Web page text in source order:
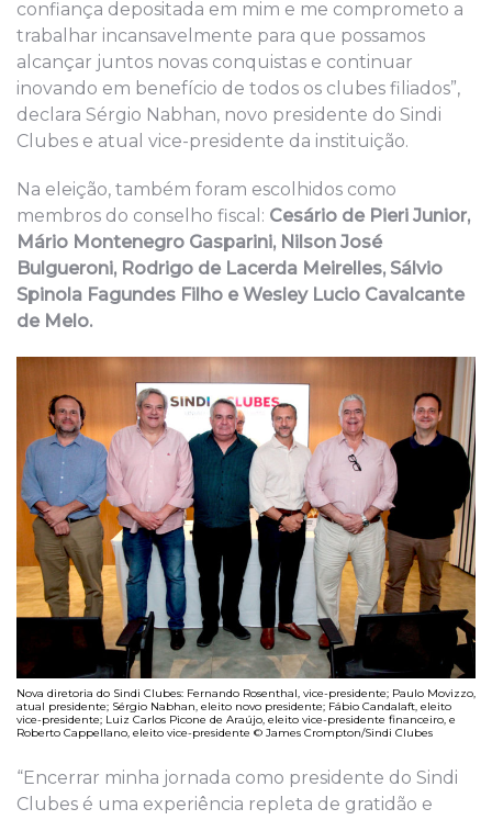
confiança depositada em mim e me comprometo a
trabalhar incansavelmente para que possamos
alcançar juntos novas conquistas e continuar
inovando em benefício de todos os clubes filiados”,
declara Sérgio Nabhan, novo presidente do Sindi
Clubes e atual vice-presidente da instituição.
Na eleição, também foram escolhidos como
membros do conselho fiscal: Cesário de Pieri Junior,
Mário Montenegro Gasparini, Nilson José
Bulgueroni, Rodrigo de Lacerda Meirelles, Sálvio
Spinola Fagundes Filho e Wesley Lucio Cavalcante
de Melo.
Nova diretoria do Sindi Clubes: Fernando Rosenthal, vice-presidente; Paulo Movizzo,
atual presidente; Sérgio Nabhan, eleito novo presidente; Fábio Candalaft, eleito
vice-presidente; Luiz Carlos Picone de Araújo, eleito vice-presidente financeiro, e
Roberto Cappellano, eleito vice-presidente © James Crompton/Sindi Clubes
“Encerrar minha jornada como presidente do Sindi
Clubes é uma experiência repleta de gratidão e